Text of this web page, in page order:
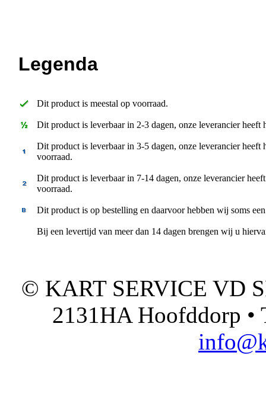
Legenda
Dit product is meestal op voorraad.
Dit product is leverbaar in 2-3 dagen, onze leverancier heeft
Dit product is leverbaar in 3-5 dagen, onze leverancier heeft
voorraad.
Dit product is leverbaar in 7-14 dagen, onze leverancier
voorraad.
Dit product is op bestelling en daarvoor hebben wij soms
Bij een levertijd van meer dan 14 dagen brengen wij u
© KART SERVICE VD
2131HA Hoofddorp •